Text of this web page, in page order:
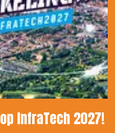
InfraTech 2027!